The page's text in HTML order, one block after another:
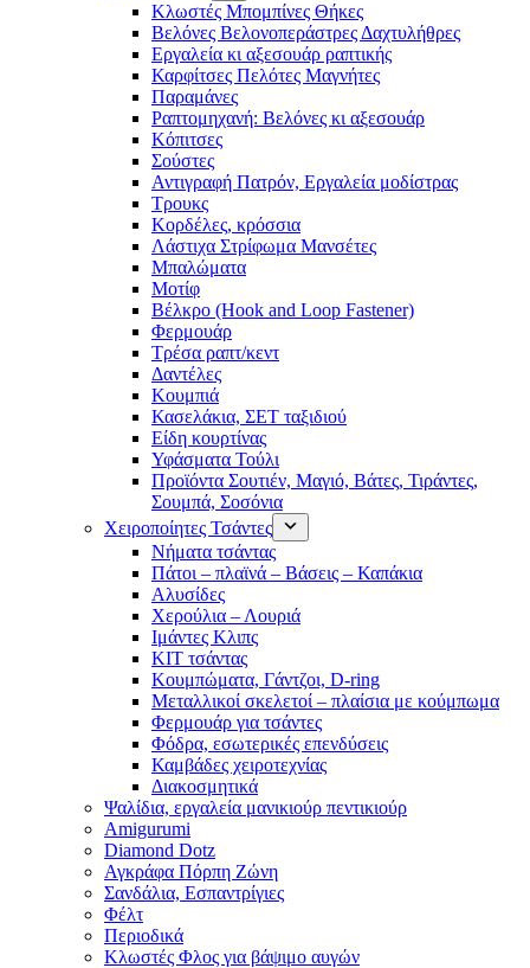
Κλωστές Μπομπίνες Θήκες
Βελόνες Βελονοπεράστρες Δαχτυλήθρες
Εργαλεία κι αξεσουάρ ραπτικής
Καρφίτσες Πελότες Μαγνήτες
Παραμάνες
Ραπτομηχανή: Βελόνες κι αξεσουάρ
Κόπιτσες
Σούστες
Αντιγραφή Πατρόν, Εργαλεία μοδίστρας
Τρουκς
Κορδέλες, κρόσσια
Λάστιχα Στρίφωμα Μανσέτες
Μπαλώματα
Mοτίφ
Βέλκρο (Hook and Loop Fastener)
Φερμουάρ
Τρέσα ραπτ/κεντ
Δαντέλες
Κουμπιά
Κασελάκια, ΣΕΤ ταξιδιού
Είδη κουρτίνας
Υφάσματα Τούλι
Προϊόντα Σουτιέν, Μαγιό, Βάτες, Τιράντες,
Σουμπά, Σοσόνια
Χειροποίητες Τσάντες
Νήματα τσάντας
Πάτοι – πλαϊνά – Βάσεις – Καπάκια
Αλυσίδες
Χερούλια – Λουριά
Ιμάντες Κλιπς
ΚΙΤ τσάντας
Κουμπώματα, Γάντζοι, D-ring
Μεταλλικοί σκελετοί – πλαίσια με κούμπωμα
Φερμουάρ για τσάντες
Φόδρα, εσωτερικές επενδύσεις
Καμβάδες χειροτεχνίας
Διακοσμητικά
Ψαλίδια, εργαλεία μανικιούρ πεντικιούρ
Amigurumi
Diamond Dotz
Αγκράφα Πόρπη Ζώνη
Σανδάλια, Εσπαντρίγιες
Φέλτ
Περιοδικά
Κλωστές Φλος για βάψιμο αυγών